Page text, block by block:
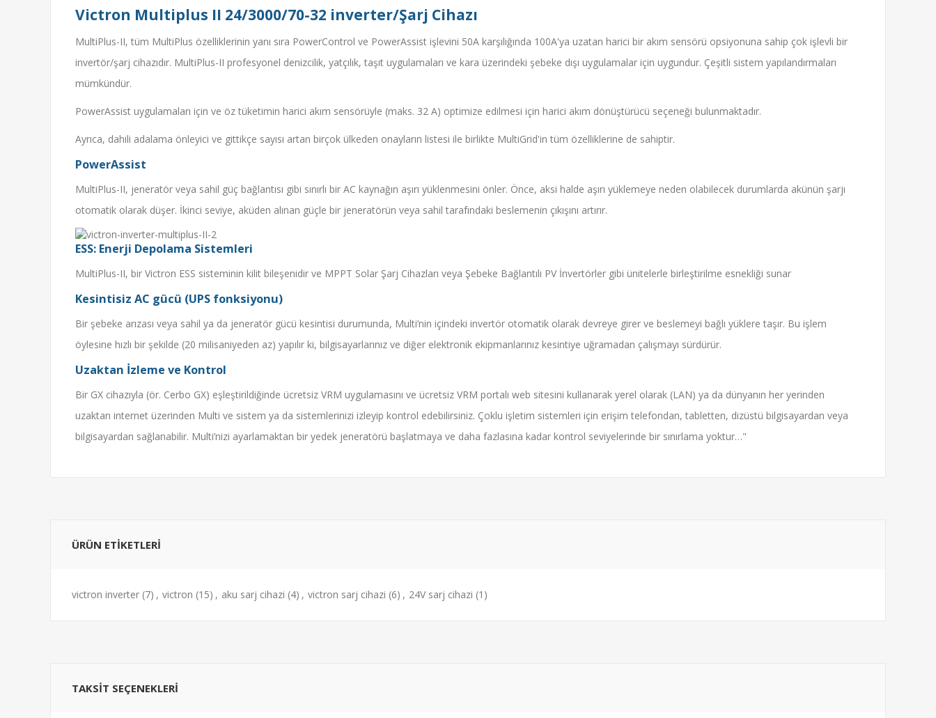
Victron Multiplus II 24/3000/70-32 inverter/Şarj Cihazı
MultiPlus-II, tüm MultiPlus özelliklerinin yanı sıra PowerControl ve PowerAssist işlevini 50A karşılığında 100A'ya uzatan harici bir akım sensörü opsiyonuna sahip çok işlevli bir
invertör/şarj cihazıdır. MultiPlus-II profesyonel denizcilik, yatçılık, taşıt uygulamaları ve kara üzerindeki şebeke dışı uygulamalar için uygundur. Çeşitli sistem yapılandırmaları
mümkündür.
PowerAssist uygulamaları için ve öz tüketimin harici akım sensörüyle (maks. 32 A) optimize edilmesi için harici akım dönüştürücü seçeneği bulunmaktadır.
Ayrıca, dahili adalama önleyici ve gittikçe sayısı artan birçok ülkeden onayların listesi ile birlikte MultiGrid'in tüm özelliklerine de sahiptir.
PowerAssist
MultiPlus-II, jeneratör veya sahil güç bağlantısı gibi sınırlı bir AC kaynağın aşırı yüklenmesini önler. Önce, aksi halde aşırı yüklemeye neden olabilecek durumlarda akünün şarjı
otomatik olarak düşer. İkinci seviye, aküden alınan güçle bir jeneratörün veya sahil tarafındaki beslemenin çıkışını artırır.
ESS: Enerji Depolama Sistemleri
MultiPlus-II, bir Victron ESS sisteminin kilit bileşenidir ve MPPT Solar Şarj Cihazları veya Şebeke Bağlantılı PV İnvertörler gibi ünitelerle birleştirilme esnekliği sunar
Kesintisiz AC gücü (UPS fonksiyonu)
Bir şebeke arızası veya sahil ya da jeneratör gücü kesintisi durumunda, Multi’nin içindeki invertör otomatik olarak devreye girer ve beslemeyi bağlı yüklere taşır. Bu işlem
öylesine hızlı bir şekilde (20 milisaniyeden az) yapılır ki, bilgisayarlarınız ve diğer elektronik ekipmanlarınız kesintiye uğramadan çalışmayı sürdürür.
Uzaktan İzleme ve Kontrol
Bir GX cihazıyla (ör. Cerbo GX) eşleştirildiğinde ücretsiz VRM uygulamasını ve ücretsiz VRM portalı web sitesini kullanarak yerel olarak (LAN) ya da dünyanın her yerinden
uzaktan internet üzerinden Multi ve sistem ya da sistemlerinizi izleyip kontrol edebilirsiniz. Çoklu işletim sistemleri için erişim telefondan, tabletten, dizüstü bilgisayardan veya
bilgisayardan sağlanabilir. Multi’nizi ayarlamaktan bir yedek jeneratörü başlatmaya ve daha fazlasına kadar kontrol seviyelerinde bir sınırlama yoktur…"
ÜRÜN ETIKETLERI
victron inverter (7) , victron (15) , aku sarj cihazi (4) , victron sarj cihazi (6) , 24V sarj cihazi (1)
TAKSIT SEÇENEKLERI